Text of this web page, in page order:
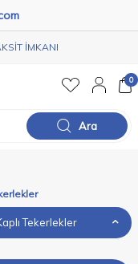
İMKANI
Ara
0
Tekerlekler